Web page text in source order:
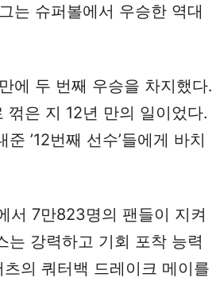
는 슈퍼볼에서 우승한 역대
에 두 번째 우승을 차지했다.
은 지 12년 만의 일이었다.
’12번째 선수’들에게 바치
서 7만823명의 팬들이 지켜
는 강력하고 기회 포착 능력
의 쿼터백 드레이크 메이를